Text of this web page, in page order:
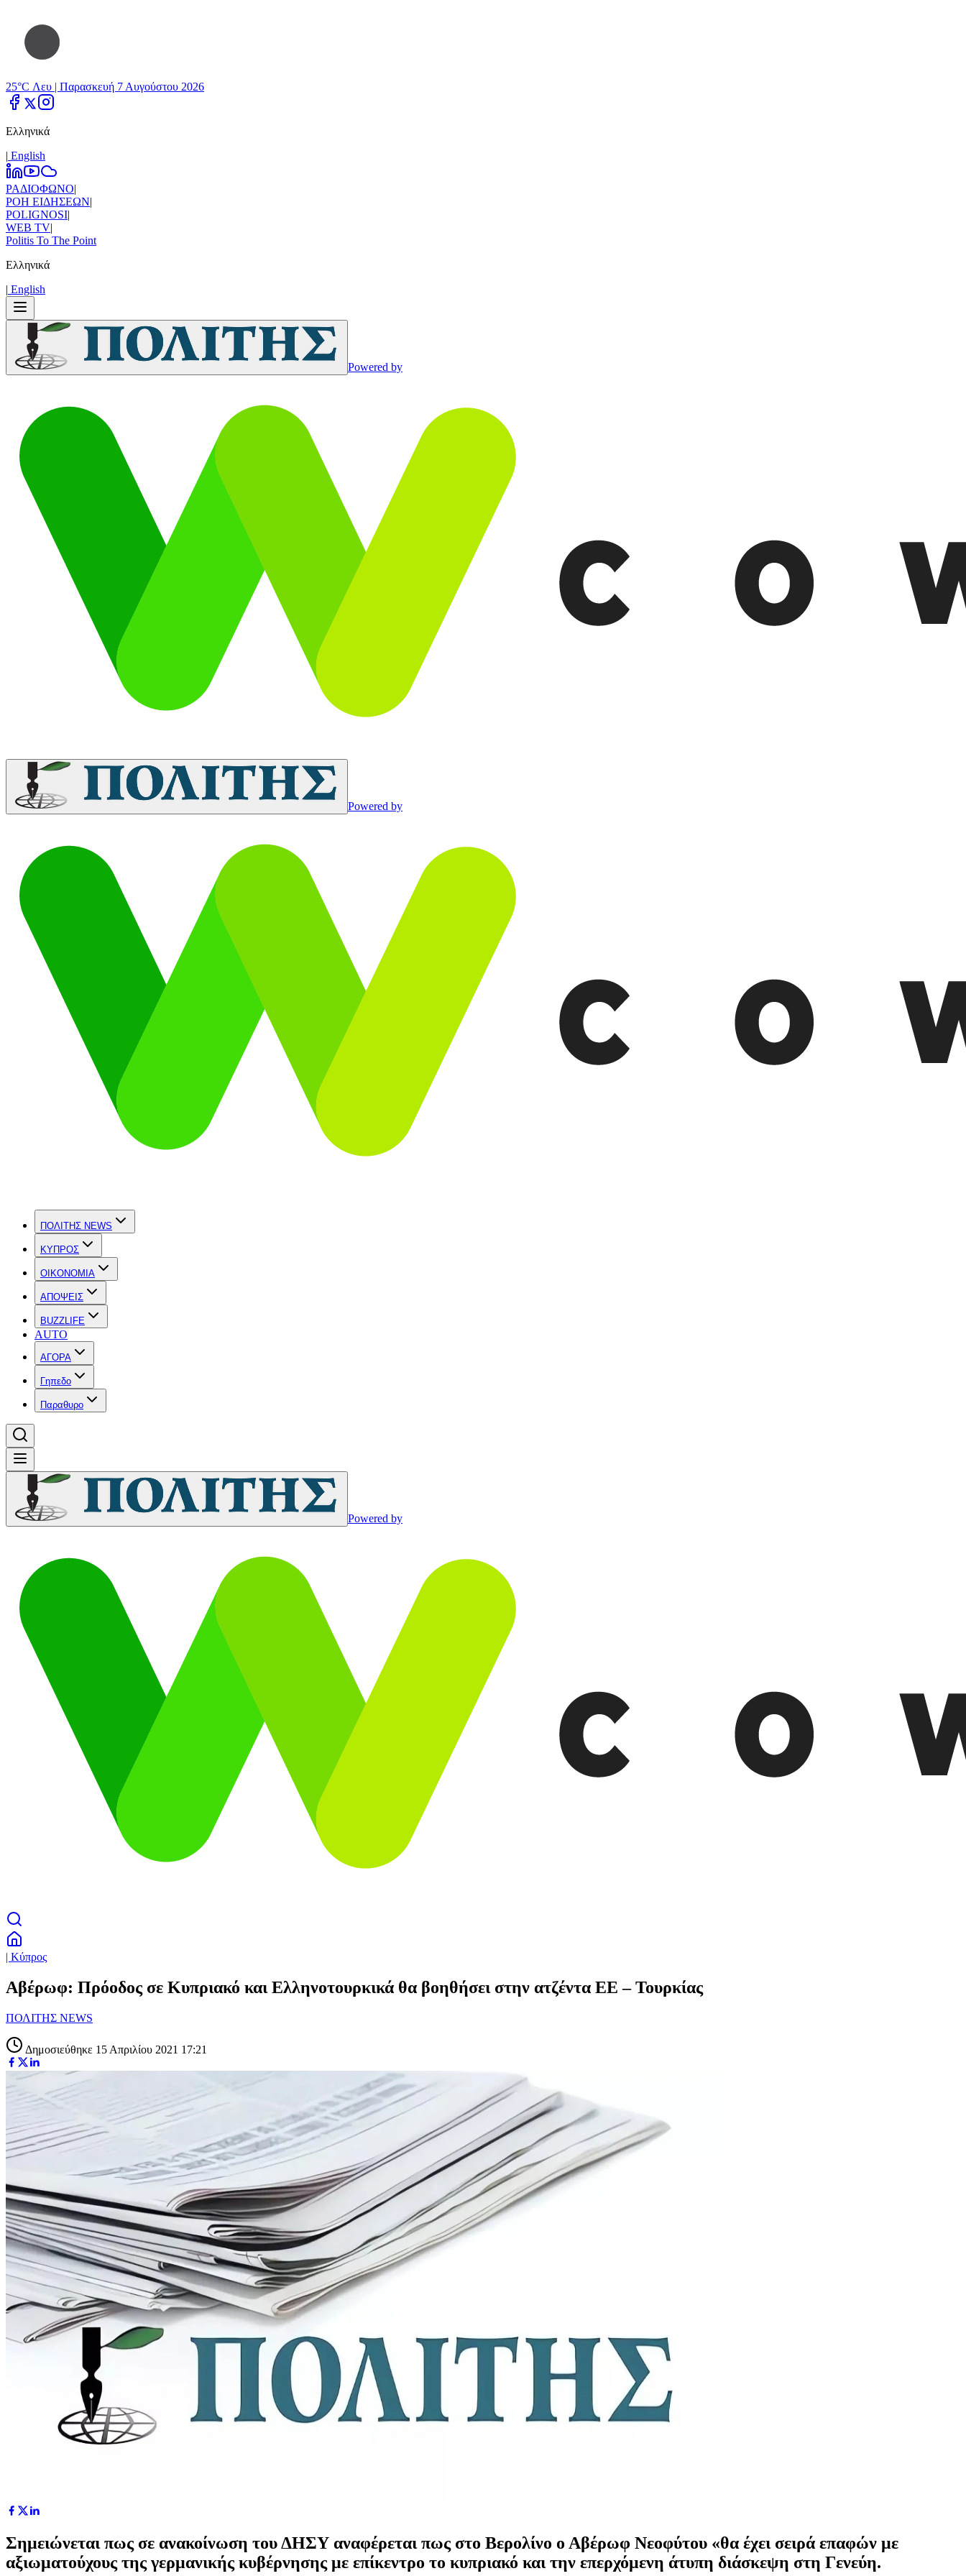
25°C Λευ | Παρασκευή 7 Αυγούστου 2026
Ελληνικά
| Εnglish
ΡΑΔΙΟΦΩΝΟ|
ΡΟΗ ΕΙΔΗΣΕΩΝ|
POLIGNOSI|
WEB TV|
Politis To The Point
Ελληνικά
| Εnglish
Powered by
Powered by
ΠΟΛΙΤΗΣ NEWS
ΚΥΠΡΟΣ
OIKONOMIA
ΑΠΟΨΕΙΣ
BUZZLIFE
AUTO
ΑΓΟΡΑ
Γηπεδο
Παραθυρο
Powered by
| Κύπρος
Αβέρωφ: Πρόοδος σε Κυπριακό και Ελληνοτουρκικά θα βοηθήσει στην ατζέντα ΕΕ – Τουρκίας
ΠΟΛΙΤΗΣ NEWS
Δημοσιεύθηκε 15 Απριλίου 2021 17:21
Σημειώνεται πως σε ανακοίνωση του ΔΗΣΥ αναφέρεται πως στο Βερολίνο ο Αβέρωφ Νεοφύτου «θα έχει σειρά επαφών με
αξιωματούχους της γερμανικής κυβέρνησης με επίκεντρο το κυπριακό και την επερχόμενη άτυπη διάσκεψη στη Γενεύη.